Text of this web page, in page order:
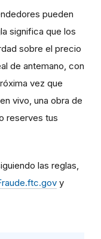
pueden
significa que los
sobre el precio
de antemano, con
vez que
vivo, una obra de
reserves tus
las reglas,
y